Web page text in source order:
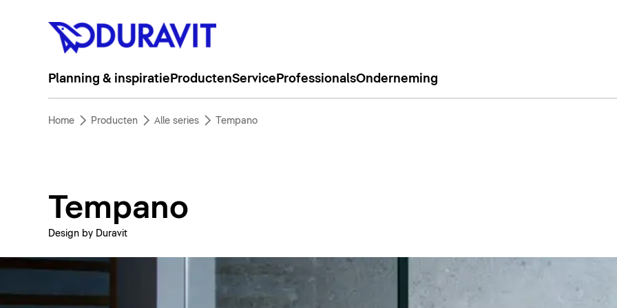
Planning & inspiratie ProductenService ProfessionalsOnderneming
Home Producten Alle series Tempano
Tempano
Design by Duravit